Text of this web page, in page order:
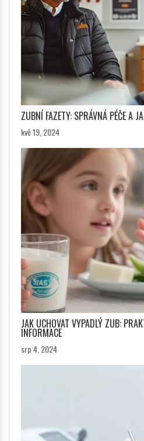
ZUBNÍ FAZETY: SPRÁVNÁ PÉČE A
kvě 19, 2024
JAK UCHOVAT VYPADLÝ ZUB:
INFORMACE
srp 4, 2024